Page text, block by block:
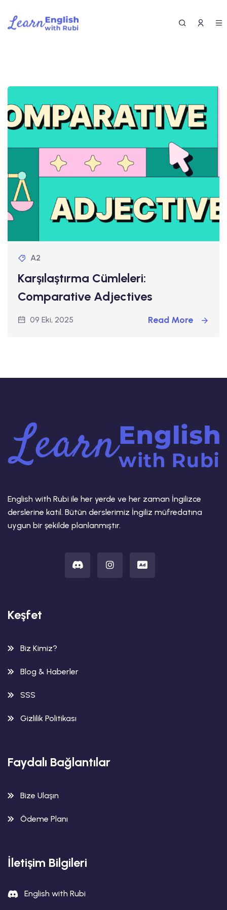
A2
Karşılaştırma Cümleleri:
Comparative Adjectives
09 Eki, 2025 Read More
English with Rubi ile her yerde ve her zaman İngilizce
derslerine katıl. Bütün derslerimiz İngiliz müfredatına
uygun bir şekilde planlanmıştır.
Keşfet
Biz Kimiz?
Blog & Haberler
SSS
Gizlilik Politikası
Faydalı Bağlantılar
Bize Ulaşın
Ödeme Planı
İletişim Bilgileri
English with Rubi